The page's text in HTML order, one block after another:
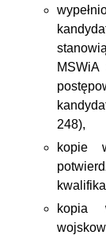
248),
kopie
kopia